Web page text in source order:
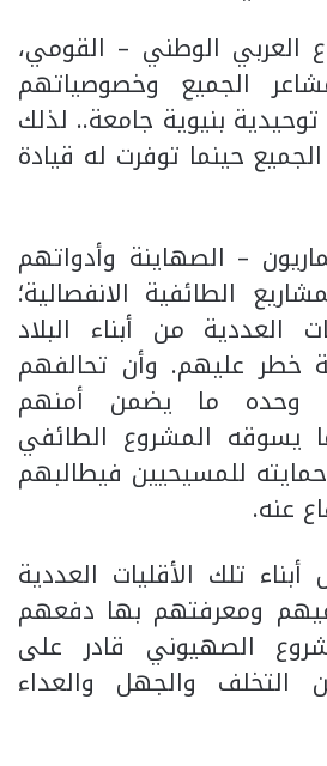
العربي الوطني – القومي،
الجميع وخصوصياتهم
بنيوية جامعة.. لذلك
حينما توفرت له قيادة
– الصهاينة وأدواتهم
الطائفية الانفصالية؛
العددية من أبناء البلاد
خطر عليهم. وأن تحالفهم
وحده ما يضمن أمنهم
يسوقه المشروع الطائفي
للمسيحيين فيطالبهم
عنه.
تلك الأقليات العددية
ومعرفتهم بها دفعهم
الصهيوني قادر على
التخلف والجهل والعداء